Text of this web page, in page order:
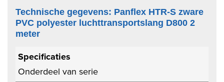
Technische gegevens: Panflex HTR-S zware
PVC polyester luchttransportslang D800 2
meter
Specificaties
Onderdeel van serie